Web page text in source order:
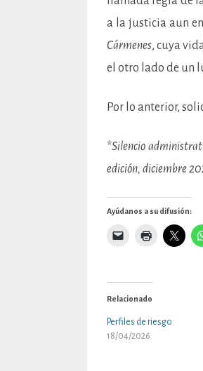
a la justicia aun
Cármenes, cuya
el otro lado de un
Por lo anterior,
*Silencio
edición, diciembre
Ayúdanos a su difusión:
Relacionado
Perfiles de riesgo
18/04/2026